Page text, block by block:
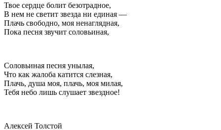
Твое сердце болит безотрадное,
В нем не светит звезда ни единая —
Плачь свободно, моя ненаглядная,
Пока песня звучит соловьиная,
Соловьиная песня унылая,
Что как жалоба катится слезная,
Плачь, душа моя, плачь, моя милая,
Тебя небо лишь слушает звездное!
Алексей Толстой